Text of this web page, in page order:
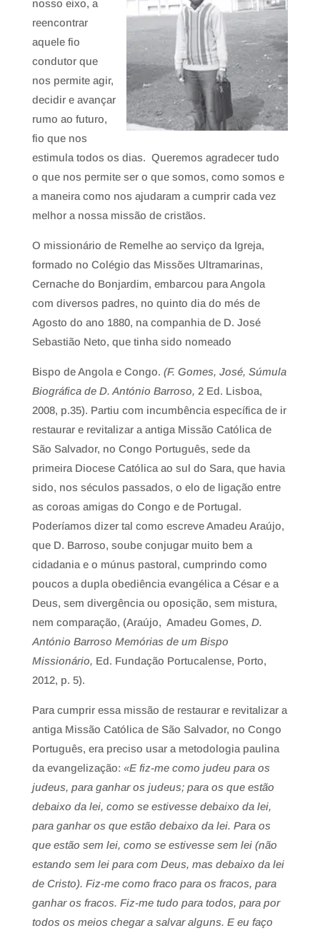
nosso eixo, a
reencontrar
aquele fio
condutor que
nos permite agir,
decidir e avançar
rumo ao futuro,
fio que nos
estimula todos os dias. Queremos agradecer tudo
o que nos permite ser o que somos, como somos e
a maneira como nos ajudaram a cumprir cada vez
melhor a nossa missão de cristãos.
O missionário de Remelhe ao serviço da Igreja,
formado no Colégio das Missões Ultramarinas,
Cernache do Bonjardim, embarcou para Angola
com diversos padres, no quinto dia do més de
Agosto do ano 1880, na companhia de D. José
Sebastião Neto, que tinha sido nomeado
Bispo de Angola e Congo. (F. Gomes, José, Súmula
Biográfica de D. António Barroso, 2 Ed. Lisboa,
2008, p.35). Partiu com incumbência específica de ir
restaurar e revitalizar a antiga Missão Católica de
São Salvador, no Congo Português, sede da
primeira Diocese Católica ao sul do Sara, que havia
sido, nos séculos passados, o elo de ligação entre
as coroas amigas do Congo e de Portugal.
Poderíamos dizer tal como escreve Amadeu Araújo,
que D. Barroso, soube conjugar muito bem a
cidadania e o múnus pastoral, cumprindo como
poucos a dupla obediência evangélica a César e a
Deus, sem divergência ou oposição, sem mistura,
nem comparação, (Araújo, Amadeu Gomes, D.
António Barroso Memórias de um Bispo
Missionário, Ed. Fundação Portucalense, Porto,
2012, p. 5).
Para cumprir essa missão de restaurar e revitalizar a
antiga Missão Católica de São Salvador, no Congo
Português, era preciso usar a metodologia paulina
da evangelização: «E fiz-me como judeu para os
judeus, para ganhar os judeus; para os que estão
debaixo da lei, como se estivesse debaixo da lei,
para ganhar os que estão debaixo da lei. Para os
que estão sem lei, como se estivesse sem lei (não
estando sem lei para com Deus, mas debaixo da lei
de Cristo). Fiz-me como fraco para os fracos, para
ganhar os fracos. Fiz-me tudo para todos, para por
todos os meios chegar a salvar alguns. E eu faço